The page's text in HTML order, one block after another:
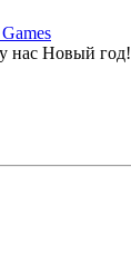
нас Новый год!